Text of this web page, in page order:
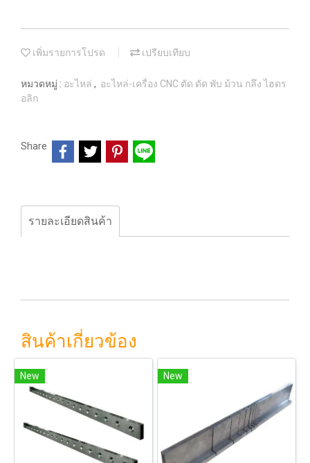
เพิ่มรายการโปรด เปรียบเทียบ
หมวดหมู่ : อะไหล่ , อะไหล่-เครื่อง CNC ตัด ดัด พับ ม้วน กลึง ไฮดร
อลิก
Share
รายละเอียดสินค้า
สินค้าเกี่ยวข้อง
New New